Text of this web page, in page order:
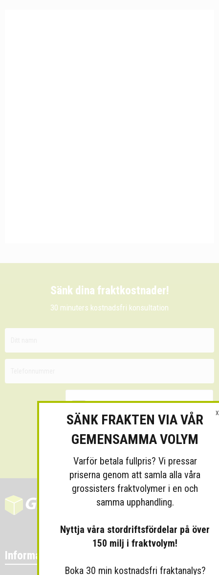
Sänk dina fraktkostnader!
30 minuters kostnadsfri konsultation
Skicka
Information
X
SÄNK FRAKTEN VIA VÅR
GEMENSAMMA VOLYM
Varför betala fullpris? Vi pressar
priserna genom att samla alla våra
grossisters fraktvolymer i en och
samma upphandling.
Nyttja våra stordriftsfördelar på över
150 milj i fraktvolym!
Boka 30 min kostnadsfri fraktanalys?